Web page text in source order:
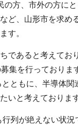
方、市外の方に
ど、山形市を求め
す。
であると考えてお
集を行っておりま
ともに、半導体関
いと考えております
列が絶えない状況